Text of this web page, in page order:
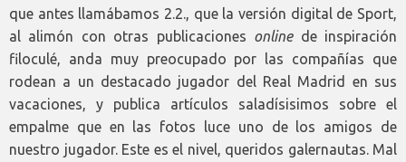
que antes llamábamos 2.2., que la versión digital de Sport,
al alimón con otras publicaciones onlinede inspiración
filoculé, anda muy preocupado por las compañías que
rodean a un destacado jugador del Real Madrid en sus
vacaciones, y publica artículos saladísisimos sobre el
empalme que en las fotos luce uno de los amigos de
nuestro jugador. Este es el nivel, queridos galernautas. Mal